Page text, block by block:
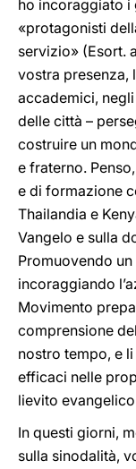
ho incoraggiato i
«protagonisti
servizio» (Esort.
vostra presenza,
accademici,
delle città –
costruire un
e fraterno.
e di formazione
Thailandia e
Vangelo e sulla
Promuovendo
incoraggiando
Movimento
comprensione
nostro tempo, e
efficaci nelle
lievito
In questi giorni,
sulla sinodalità,